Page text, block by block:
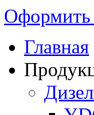
Оформить
Главная